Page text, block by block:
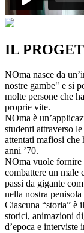
IL
NOma nasce da
nostre gambe" e si
molte persone che
proprie vite.
NOma è
studenti attraverso
attentati mafiosi che
anni ’70.
NOma vuole fornire
combattere un male
passi da gigante
nella nostra
Ciascuna “storia” è
storici, animazioni
d’epoca e interviste